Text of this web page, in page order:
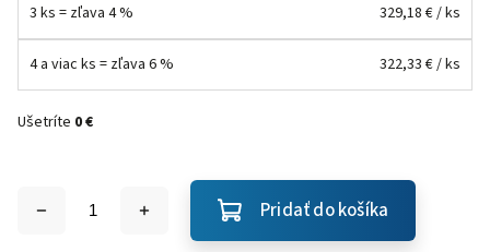
3 ks = zľava 4 % 329,18 €/ ks
4 a viac ks = zľava 6 % 322,33 €/ ks
Ušetríte 0 €
Pridať do košíka